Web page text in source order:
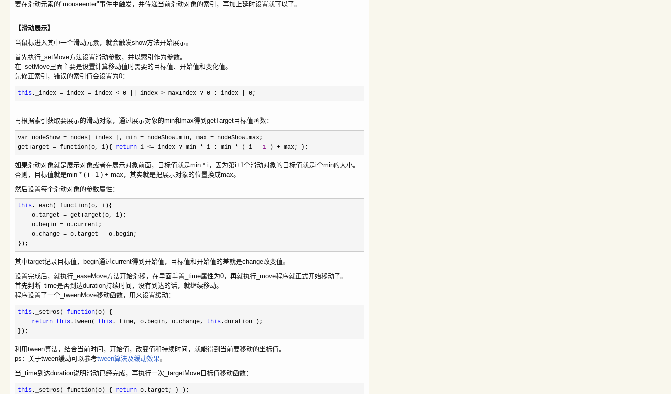
要在滑动元素的"mouseenter"事件中触发，并传递当前滑动对象的索引，再加上延时设置就可以了。
【滑动展示】
当鼠标进入其中一个滑动元素，就会触发show方法开始展示。
首先执行_setMove方法设置滑动参数，并以索引作为参数。
在_setMove里面主要是设置计算移动值时需要的目标值、开始值和变化值。
先修正索引，错误的索引值会设置为0：
this ._index = index = index < 0 index > maxIndex ? 0 : index 0;
再根据索引获取要展示的滑动对象，通过展示对象的min和max得到getTarget目标值函数：
var nodeShow = nodes[ index ], min = nodeShow.min, max = nodeShow.max;
getTarget = function(o, i){ return i <= index ? min * i : min * ( i - 1 ) + max; };
如果滑动对象就是展示对象或者在展示对象前面，目标值就是min * i，因为第i+1个滑动对象的目标值就是i个min的大小。
否则，目标值就是min * ( i - 1 ) + max，其实就是把展示对象的位置换成max。
然后设置每个滑动对象的参数属性：
this ._each( function(o, i){
o.target = getTarget(o, i);
o.begin = o.current;
o.change = o.target - o.begin;
});
其中target记录目标值，begin通过current得到开始值，目标值和开始值的差就是change改变值。
设置完成后，就执行_easeMove方法开始滑移，在里面重置_time属性为0，再就执行_move程序就正式开始移动了。
首先判断_time是否到达duration持续时间，没有到达的话，就继续移动。
程序设置了一个_tweenMove移动函数，用来设置缓动：
this ._setPos( function(o) {
return this .tween( this ._time, o.begin, o.change, this .duration );
});
利用tween算法，结合当前时间，开始值，改变值和持续时间，就能得到当前要移动的坐标值。
ps：关于tween缓动可以参考tween算法及缓动效果。
当_time到达duration说明滑动已经完成，再执行一次_targetMove目标值移动函数：
this ._setPos( function(o) { return o.target; } );